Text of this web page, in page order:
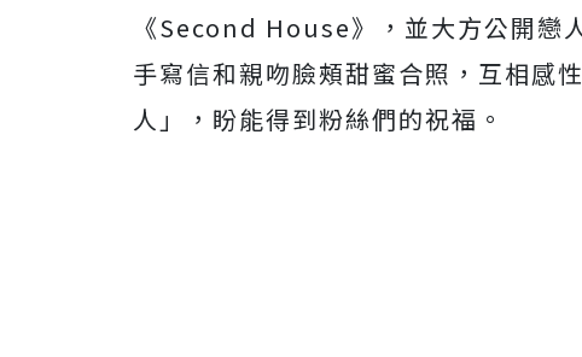
《Second House》，並大方公開戀
手寫信和親吻臉頰甜蜜合照，互相感
人」，盼能得到粉絲們的祝福。